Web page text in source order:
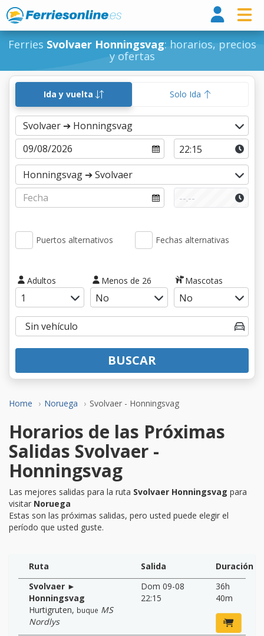
Ferries Svolvaer Honningsvag: horarios, precios
y ofertas
Home Noruega Svolvaer - Honningsvag
Ida y vuelta Solo Ida
Puertos alternativos Fechas alternativas
Adultos Menos de 26 Mascotas
BUSCAR
Horarios de las Próximas
Salidas Svolvaer -
Honningsvag
Las mejores salidas para la ruta Svolvaer Honningsvag para
visitar Noruega
Estas son las próximas salidas, pero usted puede elegir el
período que usted guste.
Ruta Salida
Duración
Svolvaer ►
Honningsvag
Hurtigruten, buque MS
Nordlys
Dom 09-08
22:15
36h
40m